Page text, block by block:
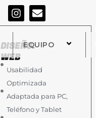
I
n
s
t
a
g
r
a
E
n
v
e
l
p
e
EQUIPO
DISEÑO
WEB
Usabilidad
Optimizada
Adaptada para PC,
Teléfono y Tablet